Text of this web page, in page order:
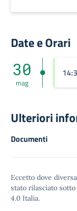
Date e Orari
30
mag
Ulteriori
Documenti
Eccetto dove
stato rilasciato sotto
4.0 Italia.